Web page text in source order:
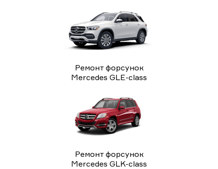
Ремонт форсунок
Mercedes GLE-class
Ремонт форсунок
Mercedes GLK-class